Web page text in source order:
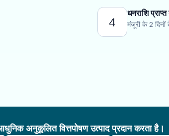
4
धनराशि
मंजूरी के 2 दिनों
अनुकूलित वित्तपोषण उत्पाद प्रदान करता है।